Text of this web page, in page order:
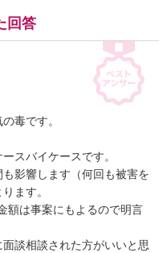
回答
毒です。
スバイケースです。
影響します（何回も被害を
ます。
額は事案にもよるので明言
談相談された方がいいと思